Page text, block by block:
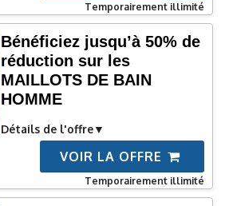
Temporairement illimité
Bénéficiez jusqu’à 50% de
réduction sur les
MAILLOTS DE BAIN
HOMME
Détails de l'offre
VOIR LA OFFRE
Temporairement illimité